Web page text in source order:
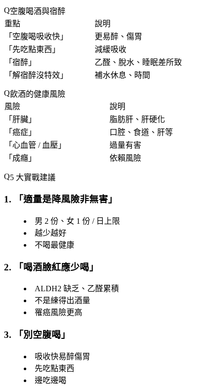
空腹喝酒與宿醉
重點
說明
「 空腹喝吸收快 」
更易醉、傷胃
「 先吃點東西 」
減緩吸收
「 宿醉 」
乙醛、脫水、睡眠差所致
「 解宿醉沒特效 」 補水休息、時間
飲酒的健康風險
風險
說明
「 肝臟 」
脂肪肝、肝硬化
「 癌症 」
口腔、食道、肝等
「 心血管 / 血壓 」
過量有害
「 成癮 」 依賴風險
5 大實戰建議
1. 「適量是降風險非無害 」
男 2 份、女 1 份 / 日上限
越少越好
不喝最健康
2. 「喝酒臉紅應少喝 」
ALDH2 缺乏、乙醛累積
不是練得出酒量
罹癌風險更高
3. 「 別空腹喝 」
吸收快易醉傷胃
先吃點東西
邊吃邊喝